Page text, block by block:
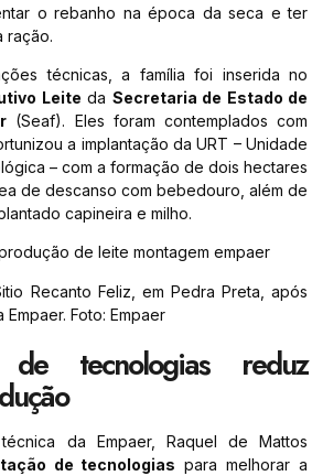
o rebanho na época da seca e ter
ração.
técnicas, a família foi inserida no
Leite da Secretaria de Estado de
(Seaf). Eles foram contemplados com
a implantação da URT – Unidade
– com a formação de dois hectares
de descanso com bebedouro, além de
capineira e milho.
Recanto Feliz, em Pedra Preta, após
Foto: Empaer
de tecnologias reduz
da Empaer, Raquel de Mattos
de tecnologias para melhorar a